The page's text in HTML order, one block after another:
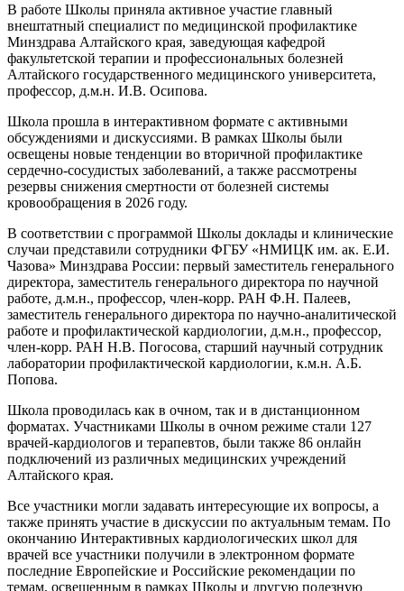
В работе Школы приняла активное участие главный
внештатный специалист по медицинской профилактике
Минздрава Алтайского края, заведующая кафедрой
факультетской терапии и профессиональных болезней
Алтайского государственного медицинского университета,
профессор, д.м.н. И.В. Осипова.
Школа прошла в интерактивном формате с активными
обсуждениями и дискуссиями. В рамках Школы были
освещены новые тенденции во вторичной профилактике
сердечно-сосудистых заболеваний, а также рассмотрены
резервы снижения смертности от болезней системы
кровообращения в 2026 году.
В соответствии с программой Школы доклады и клинические
случаи представили сотрудники ФГБУ «НМИЦК им. ак. Е.И.
Чазова» Минздрава России: первый заместитель генерального
директора, заместитель генерального директора по научной
работе, д.м.н., профессор, член-корр. РАН Ф.Н. Палеев,
заместитель генерального директора по научно-аналитической
работе и профилактической кардиологии, д.м.н., профессор,
член-корр. РАН Н.В. Погосова, старший научный сотрудник
лаборатории профилактической кардиологии, к.м.н. А.Б.
Попова.
Школа проводилась как в очном, так и в дистанционном
форматах. Участниками Школы в очном режиме стали 127
врачей-кардиологов и терапевтов, были также 86 онлайн
подключений из различных медицинских учреждений
Алтайского края.
Все участники могли задавать интересующие их вопросы, а
также принять участие в дискуссии по актуальным темам. По
окончанию Интерактивных кардиологических школ для
врачей все участники получили в электронном формате
последние Европейские и Российские рекомендации по
темам, освещенным в рамках Школы и другую полезную